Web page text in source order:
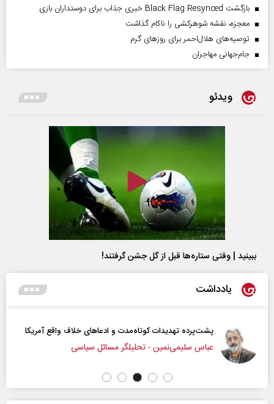
بازگشت Black Flag Resynced خبری جذاب برای دوستداران بازی
معجزه، نقشه شوهرکشی را ناکام گذاشت
توصیه‌های هلال‌احمر برای روز‌های گرم
جام‌جهانی مهاجران
ویدئو
ببینید | وقتی ستاره‌ها قبل از گل جشن گرفتند!
یادداشت
پشت‌پرده تهدیدات کوتاه‏‌مدت و ادعا‌های خلاف واقع آمریکا
عباس سلیمی‌نمین - تحلیلگر مسائل سیاسی